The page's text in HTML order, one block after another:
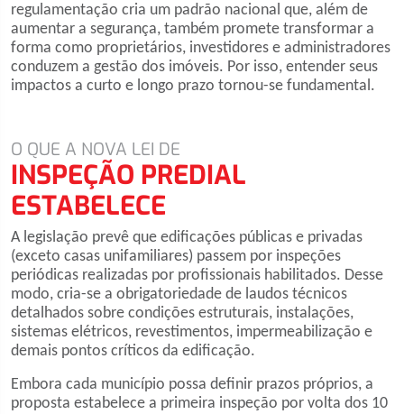
regulamentação cria um padrão nacional que, além de
aumentar a segurança, também promete transformar a
forma como proprietários, investidores e administradores
conduzem a gestão dos imóveis. Por isso, entender seus
impactos a curto e longo prazo tornou-se fundamental.
O QUE A NOVA LEI DE
INSPEÇÃO PREDIAL
ESTABELECE
A legislação prevê que edificações públicas e privadas
(exceto casas unifamiliares) passem por inspeções
periódicas realizadas por profissionais habilitados. Desse
modo, cria-se a obrigatoriedade de laudos técnicos
detalhados sobre condições estruturais, instalações,
sistemas elétricos, revestimentos, impermeabilização e
demais pontos críticos da edificação.
Embora cada município possa definir prazos próprios, a
proposta estabelece a primeira inspeção por volta dos 10